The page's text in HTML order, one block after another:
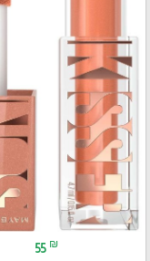
55 ₪